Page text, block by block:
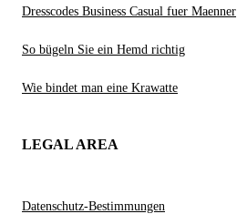
Dresscodes Business Casual fuer Maenner
So bügeln Sie ein Hemd richtig
Wie bindet man eine Krawatte
LEGAL AREA
Datenschutz-Bestimmungen